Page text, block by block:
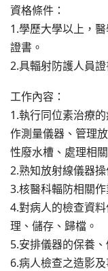
資格條件：
1.學歷大學以上，
證書。
2.具輻射防護人員
工作內容：
1.執行同位素治療
作測量儀器、管理
性廢水槽、處理相
2.熟知放射線儀器
3.核醫科輻防相關作
4.對病人的檢查資
理、儲存、歸檔。
5.安排儀器的保養
6.病人檢查之造影